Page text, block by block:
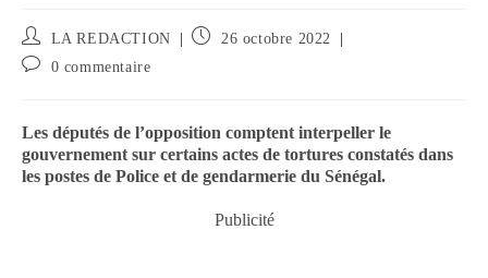
LA REDACTION
26 octobre 2022
0 commentaire
Les députés de l’opposition comptent interpeller le
gouvernement sur certains actes de tortures constatés dans
les postes de Police et de gendarmerie du Sénégal.
Publicité